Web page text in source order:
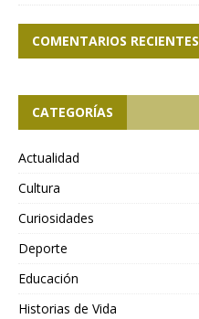
COMENTARIOS RECIENTES
CATEGORÍAS
Actualidad
Cultura
Curiosidades
Deporte
Educación
Historias de Vida